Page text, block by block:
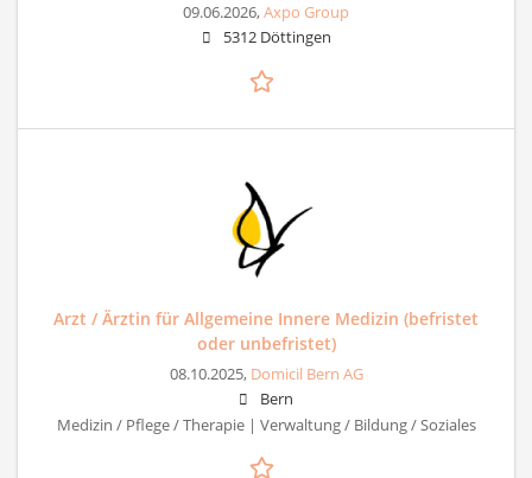
09.06.2026,Axpo Group
5312 Döttingen
Arzt / Ärztin für Allgemeine Innere Medizin (befristet
oder unbefristet)
08.10.2025, Domicil Bern AG
Bern
Medizin / Pflege / Therapie | Verwaltung / Bildung / Soziales